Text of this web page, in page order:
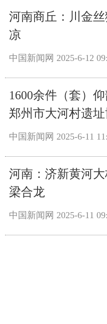
河南商丘：川金
凉
中国新闻网 2025-6-12
1600余件（套）
郑州市大河村遗
中国新闻网 2025-6-11
河南：济新黄河
梁合龙
中国新闻网 2025-6-11